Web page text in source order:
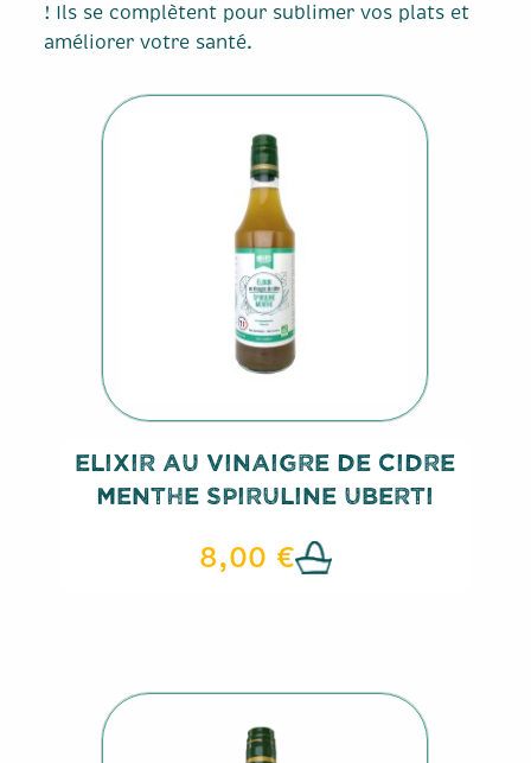
! Ils se complètent pour sublimer vos plats et
améliorer votre santé.
Elixir Au Vinaigre De Cidre
Menthe Spiruline Uberti
8,00 €